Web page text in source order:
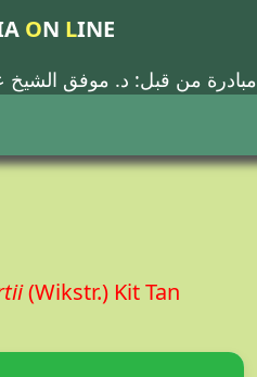
ON LINE
مبادرة من قبل: د. موفق الشيخ
(Wikstr.) Kit Tan